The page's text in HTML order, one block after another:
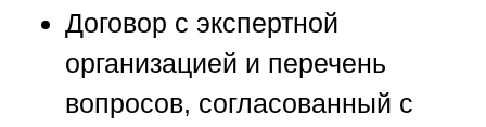
Договор с экспертной
организацией и перечень
вопросов, согласованный с